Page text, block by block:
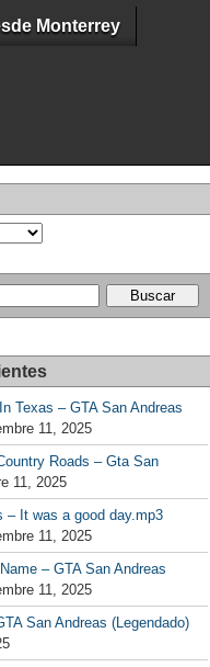
Monterrey
Texas – GTA San Andreas
11, 2025
Roads – Gta San
11, 2025
– It was a good day.mp3
11, 2025
– GTA San Andreas
11, 2025
San Andreas (Legendado)